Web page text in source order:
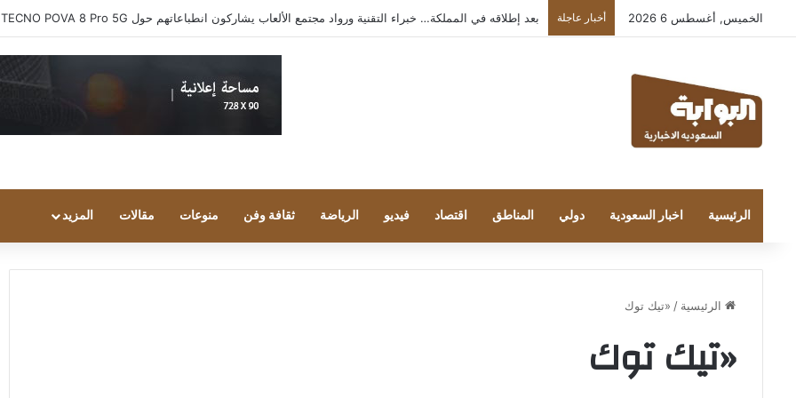
الخميس, أغسطس 6 2026 أخبار عاجلة بعد إطلاقه في المملكة… خبراء التقنية ورواد مجتمع الألعاب يشاركون انطباعاتهم حول TECNO POVA 8 Pro 5G
الرئيسية اخبار السعودية دولي المناطق اقتصاد فيديو الرياضة ثقافة وفن منوعات مقالات المزيد
الرئيسية / «تيك توك
«تيك توك